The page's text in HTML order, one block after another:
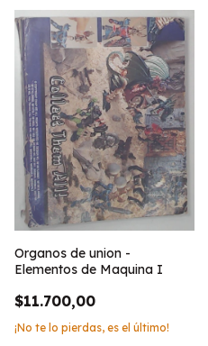
Organos de union -
Elementos de Maquina I
$11.700,00
¡No te lo pierdas, es el último!